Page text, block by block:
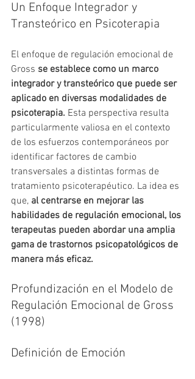
Un Enfoque Integrador y
Transteórico en Psicoterapia
El enfoque de regulación emocional de
Gross se establece como un marco
integrador y transteórico que puede ser
aplicado en diversas modalidades de
psicoterapia. Esta perspectiva resulta
particularmente valiosa en el contexto
de los esfuerzos contemporáneos por
identificar factores de cambio
transversales a distintas formas de
tratamiento psicoterapéutico. La idea es
que, al centrarse en mejorar las
habilidades de regulación emocional, los
terapeutas pueden abordar una amplia
gama de trastornos psicopatológicos de
manera más eficaz.
Profundización en el Modelo de
Regulación Emocional de Gross
(1998)
Definición de Emoción